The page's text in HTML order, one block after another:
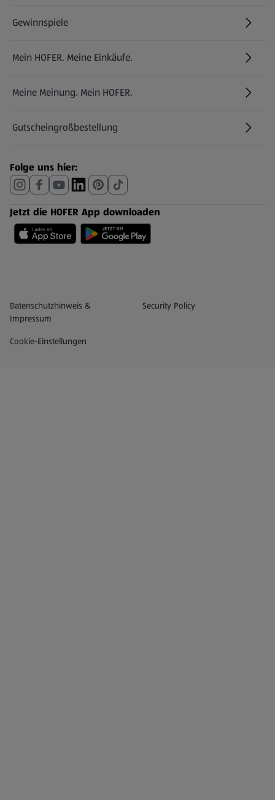
Gewinnspiele
Mein HOFER. Meine Einkäufe.
Meine Meinung. Mein HOFER.
Gutscheingroßbestellung
(öffnet in einem neuen Tab)
Folge uns hier:
Jetzt die HOFER App downloaden
Datenschutz- und Richtlinienmenü
Datenschutzhinweis &
Impressum
Security Policy
(öffnet in einem neuen Tab)
Cookie-Einstellungen